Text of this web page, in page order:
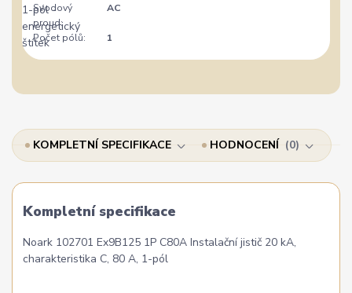
Svodový
proud:
AC
Počet pólů: 1
KOMPLETNÍ SPECIFIKACE HODNOCENÍ 0
Kompletní specifikace
Noark 102701 Ex9B125 1P C80A Instalační jistič 20 kA,
charakteristika C, 80 A, 1-pól